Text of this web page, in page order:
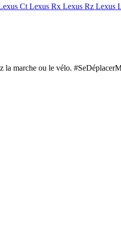
Ct Lexus Rx Lexus Rz Lexus
la marche ou le vélo.